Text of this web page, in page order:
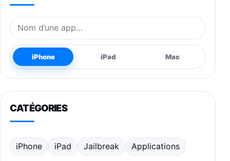
Nom de l’application
iPhone iPad Mac
CATÉGORIES
iPhone iPad Jailbreak Applications